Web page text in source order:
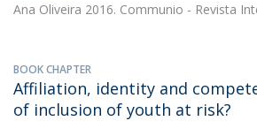
Ana Oliveira 2016. Communio - Revista
BOOK CHAPTER
Affiliation, identity and
of inclusion of youth at risk?